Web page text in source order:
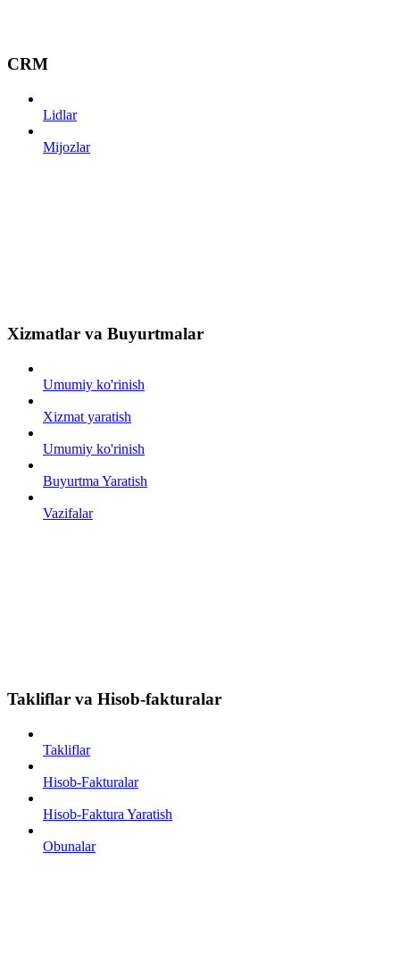
CRM
Lidlar
Mijozlar
Xizmatlar va Buyurtmalar
Umumiy ko'rinish
Xizmat yaratish
Umumiy ko'rinish
Buyurtma Yaratish
Vazifalar
Takliflar va Hisob-fakturalar
Takliflar
Hisob-Fakturalar
Hisob-Faktura Yaratish
Obunalar